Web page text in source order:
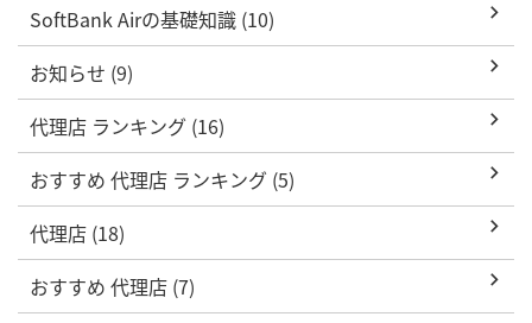
SoftBank Airの基礎知識 (10)
お知らせ (9)
代理店 ランキング (16)
おすすめ 代理店 ランキング (5)
代理店 (18)
おすすめ 代理店 (7)